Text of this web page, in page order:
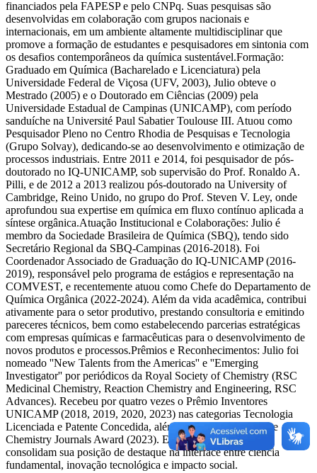
financiados pela FAPESP e pelo CNPq. Suas pesquisas são
desenvolvidas em colaboração com grupos nacionais e
internacionais, em um ambiente altamente multidisciplinar que
promove a formação de estudantes e pesquisadores em sintonia com
os desafios contemporâneos da química sustentável.Formação:
Graduado em Química (Bacharelado e Licenciatura) pela
Universidade Federal de Viçosa (UFV, 2003), Julio obteve o
Mestrado (2005) e o Doutorado em Ciências (2009) pela
Universidade Estadual de Campinas (UNICAMP), com período
sanduíche na Université Paul Sabatier Toulouse III. Atuou como
Pesquisador Pleno no Centro Rhodia de Pesquisas e Tecnologia
(Grupo Solvay), dedicando-se ao desenvolvimento e otimização de
processos industriais. Entre 2011 e 2014, foi pesquisador de pós-
doutorado no IQ-UNICAMP, sob supervisão do Prof. Ronaldo A.
Pilli, e de 2012 a 2013 realizou pós-doutorado na University of
Cambridge, Reino Unido, no grupo do Prof. Steven V. Ley, onde
aprofundou sua expertise em química em fluxo contínuo aplicada a
síntese orgânica.Atuação Institucional e Colaborações: Julio é
membro da Sociedade Brasileira de Química (SBQ), tendo sido
Secretário Regional da SBQ-Campinas (2016-2018). Foi
Coordenador Associado de Graduação do IQ-UNICAMP (2016-
2019), responsável pelo programa de estágios e representação na
COMVEST, e recentemente atuou como Chefe do Departamento de
Química Orgânica (2022-2024). Além da vida acadêmica, contribui
ativamente para o setor produtivo, prestando consultoria e emitindo
pareceres técnicos, bem como estabelecendo parcerias estratégicas
com empresas químicas e farmacêuticas para o desenvolvimento de
novos produtos e processos.Prêmios e Reconhecimentos: Julio foi
nomeado ''New Talents from the Americas'' e ''Emerging
Investigator'' por periódicos da Royal Society of Chemistry (RSC
Medicinal Chemistry, Reaction Chemistry and Engineering, RSC
Advances). Recebeu por quatro vezes o Prêmio Inventores
UNICAMP (2018, 2019, 2020, 2023) nas categorias Tecnologia
Licenciada e Patente Concedida, além do prestigiado Thieme
Chemistry Journals Award (2023). Esses reconhecimentos
consolidam sua posição de destaque na interface entre ciência
fundamental, inovação tecnológica e impacto social.